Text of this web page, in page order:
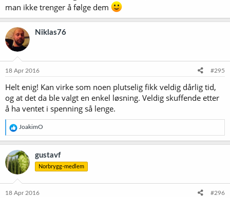
man ikke trenger å følge dem
Niklas76
18 Apr 2016 #295
Helt enig! Kan virke som noen plutselig fikk veldig dårlig tid,
og at det da ble valgt en enkel løsning. Veldig skuffende etter
å ha ventet i spenning så lenge.
R
e
a
k
s
j
o
e
JoakimO
gustavf
Norbrygg-medlem
18 Apr 2016 #296